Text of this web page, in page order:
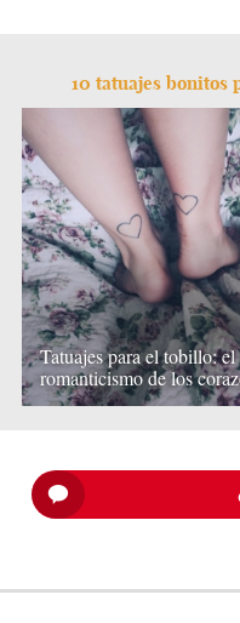
10 tatuajes bonitos
Tatuajes para el tobillo: el
romanticismo de los